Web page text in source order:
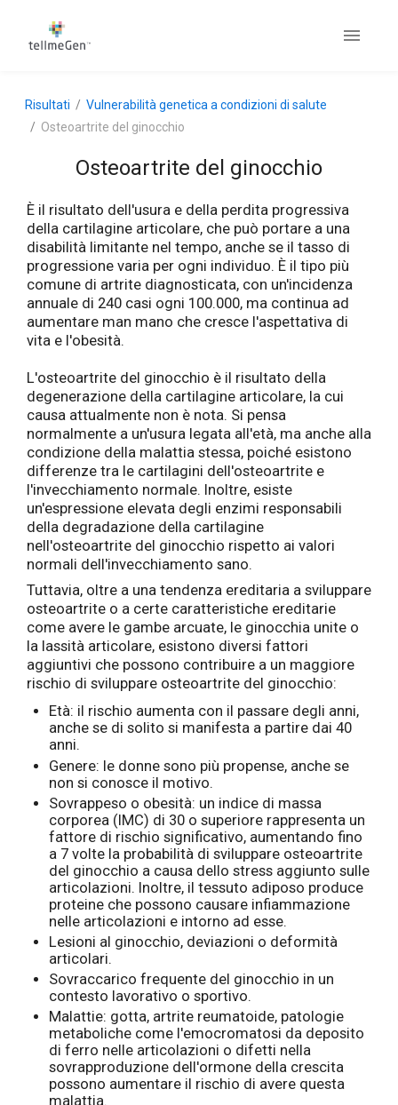
Risultati
Vulnerabilità genetica a condizioni di salute
Osteoartrite del ginocchio
Osteoartrite del ginocchio
È il risultato dell'usura e della perdita progressiva
della cartilagine articolare, che può portare a una
disabilità limitante nel tempo, anche se il tasso di
progressione varia per ogni individuo. È il tipo più
comune di artrite diagnosticata, con un'incidenza
annuale di 240 casi ogni 100.000, ma continua ad
aumentare man mano che cresce l'aspettativa di
vita e l'obesità.
L'osteoartrite del ginocchio è il risultato della
degenerazione della cartilagine articolare, la cui
causa attualmente non è nota. Si pensa
normalmente a un'usura legata all'età, ma anche alla
condizione della malattia stessa, poiché esistono
differenze tra le cartilagini dell'osteoartrite e
l'invecchiamento normale. Inoltre, esiste
un'espressione elevata degli enzimi responsabili
della degradazione della cartilagine
nell'osteoartrite del ginocchio rispetto ai valori
normali dell'invecchiamento sano.
Tuttavia, oltre a una tendenza ereditaria a sviluppare
osteoartrite o a certe caratteristiche ereditarie
come avere le gambe arcuate, le ginocchia unite o
la lassità articolare, esistono diversi fattori
aggiuntivi che possono contribuire a un maggiore
rischio di sviluppare osteoartrite del ginocchio:
Età: il rischio aumenta con il passare degli anni,
anche se di solito si manifesta a partire dai 40
anni.
Genere: le donne sono più propense, anche se
non si conosce il motivo.
Sovrappeso o obesità: un indice di massa
corporea (IMC) di 30 o superiore rappresenta un
fattore di rischio significativo, aumentando fino
a 7 volte la probabilità di sviluppare osteoartrite
del ginocchio a causa dello stress aggiunto sulle
articolazioni. Inoltre, il tessuto adiposo produce
proteine che possono causare infiammazione
nelle articolazioni e intorno ad esse.
Lesioni al ginocchio, deviazioni o deformità
articolari.
Sovraccarico frequente del ginocchio in un
contesto lavorativo o sportivo.
Malattie: gotta, artrite reumatoide, patologie
metaboliche come l'emocromatosi da deposito
di ferro nelle articolazioni o difetti nella
sovrapproduzione dell'ormone della crescita
possono aumentare il rischio di avere questa
malattia.